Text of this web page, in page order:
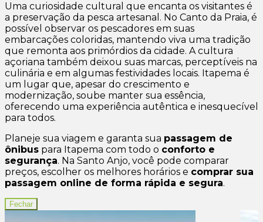
Uma curiosidade cultural que encanta os visitantes é
a preservação da pesca artesanal. No Canto da Praia, é
possível observar os pescadores em suas
embarcações coloridas, mantendo viva uma tradição
que remonta aos primórdios da cidade. A cultura
açoriana também deixou suas marcas, perceptíveis na
culinária e em algumas festividades locais. Itapema é
um lugar que, apesar do crescimento e
modernização, soube manter sua essência,
oferecendo uma experiência autêntica e inesquecível
para todos.
Planeje sua viagem e garanta sua passagem de
ônibus para Itapema com todo o conforto e
segurança. Na Santo Anjo, você pode comparar
preços, escolher os melhores horários e comprar sua
passagem online de forma rápida e segura.
Fechar